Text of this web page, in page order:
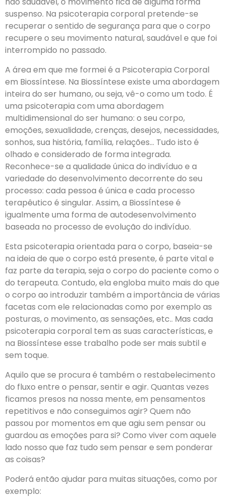
suspenso. Na psicoterapia corporal pretende-se
recuperar o sentido de segurança para que o corpo
recupere o seu movimento natural, saudável e que foi
interrompido no passado.
A área em que me formei é a Psicoterapia Corporal
em Biossíntese. Na Biossíntese existe uma abordagem
inteira do ser humano, ou seja, vê-o como um todo. É
uma psicoterapia com uma abordagem
multidimensional do ser humano: o seu corpo,
emoções, sexualidade, crenças, desejos, necessidades,
sonhos, sua história, família, relações… Tudo isto é
olhado e considerado de forma integrada.
Reconhece-se a qualidade única do indivíduo e a
variedade do desenvolvimento decorrente do seu
processo: cada pessoa é única e cada processo
terapêutico é singular. Assim, a Biossíntese é
igualmente uma forma de autodesenvolvimento
baseada no processo de evolução do indivíduo.
Esta psicoterapia orientada para o corpo, baseia-se
na ideia de que o corpo está presente, é parte vital e
faz parte da terapia, seja o corpo do paciente como o
do terapeuta. Contudo, ela engloba muito mais do que
o corpo ao introduzir também a importância de várias
facetas com ele relacionadas como por exemplo as
posturas, o movimento, as sensações, etc.. Mas cada
psicoterapia corporal tem as suas características, e
na Biossíntese esse trabalho pode ser mais subtil e
sem toque.
Aquilo que se procura é também o restabelecimento
do fluxo entre o pensar, sentir e agir. Quantas vezes
ficamos presos na nossa mente, em pensamentos
repetitivos e não conseguimos agir? Quem não
passou por momentos em que agiu sem pensar ou
guardou as emoções para si? Como viver com aquele
lado nosso que faz tudo sem pensar e sem ponderar
as coisas?
Poderá então ajudar para muitas situações, como por
exemplo: